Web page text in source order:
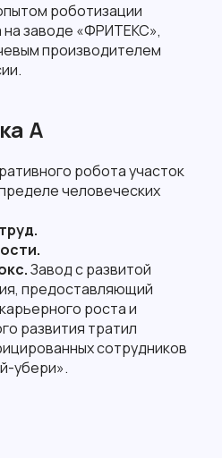
роботизации
заводе «ФРИТЕКС»,
производителем
А
робота участок
человеческих
Завод с развитой
предоставляющий
роста и
развития тратил
сотрудников
убери».